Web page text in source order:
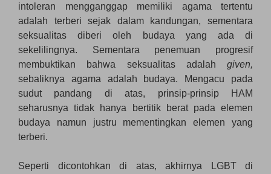
intoleran mengganggap memiliki agama tertentu
adalah terberi sejak dalam kandungan, sementara
seksualitas diberi oleh budaya yang ada di
sekelilingnya. Sementara penemuan progresif
membuktikan bahwa seksualitas adalah given,
sebaliknya agama adalah budaya. Mengacu pada
sudut pandang di atas, prinsip-prinsip HAM
seharusnya tidak hanya bertitik berat pada elemen
budaya namun justru mementingkan elemen yang
terberi.
Seperti dicontohkan di atas, akhirnya LGBT di